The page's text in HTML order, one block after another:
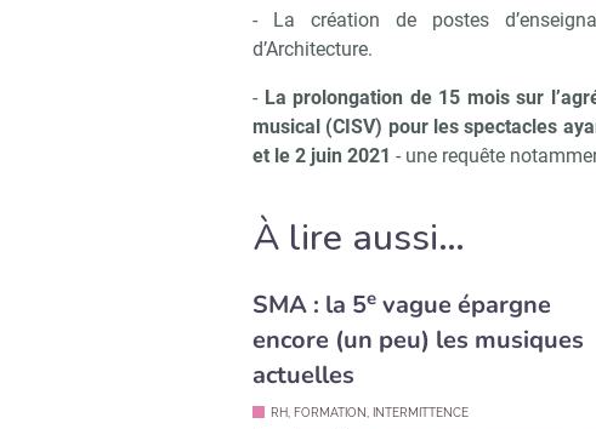
- La création de postes
d’Architecture.
- La prolongation de 15 mois sur
musical (CISV) pour les spectacles
et le 2 juin 2021 - une requête
À lire aussi…
SMA : la 5e vague épargne
encore (un peu) les musiques
actuelles
RH, FORMATION, INTERMITTENCE